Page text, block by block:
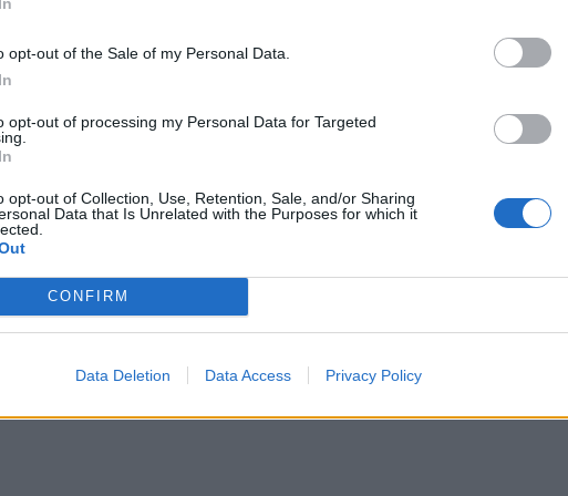
opt-out of the Sale of my Personal Data.
opt-out of processing my Personal Data for Targeted
opt-out of Collection, Use, Retention, Sale, and/or Sharing
Data that Is Unrelated with the Purposes for which it
CONFIRM
Data Deletion Data Access Privacy Policy
ξηρούς καρπούς είχαν περισσότερη όρεξη για σεξ,
Η αιτία πιστεύεται ότι είναι τα καλά λιπαρά και τα
πιο κοινή μορφή καρκίνου στους άνδρες. Πρόσφατη μετα-
ενταμάμε (άγουρα φασόλια σόγιας, τα οποία βράζονται ή
αλάτι), συμβάλλουν στη μείωση του κινδύνου
πρωτεϊνών, 5 γραμμάρια φυτικών ινών και ικανοποιητικές